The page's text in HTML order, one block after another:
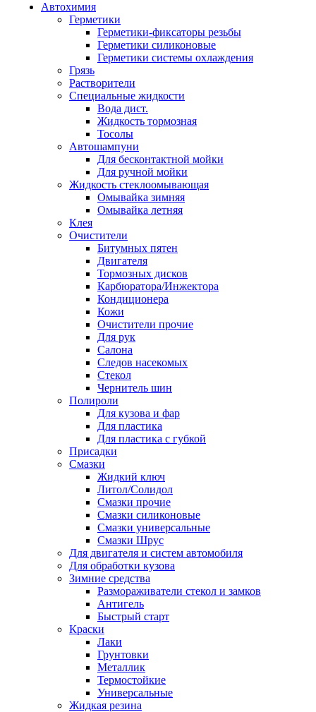
Автохимия
Герметики
Герметики-фиксаторы резьбы
Герметики силиконовые
Герметики системы охлаждения
Грязь
Растворители
Специальные жидкости
Вода дист.
Жидкость тормозная
Тосолы
Автошампуни
Для бесконтактной мойки
Для ручной мойки
Жидкость стеклоомывающая
Омывайка зимняя
Омывайка летняя
Клея
Очистители
Битумных пятен
Двигателя
Тормозных дисков
Карбюратора/Инжектора
Кондиционера
Кожи
Очистители прочие
Для рук
Салона
Следов насекомых
Стекол
Чернитель шин
Полироли
Для кузова и фар
Для пластика
Для пластика с губкой
Присадки
Смазки
Жидкий ключ
Литол/Солидол
Смазки прочие
Смазки силиконовые
Смазки универсальные
Смазки Шрус
Для двигателя и систем автомобиля
Для обработки кузова
Зимние средства
Размораживатели стекол и замков
Антигель
Быстрый старт
Краски
Лаки
Грунтовки
Металлик
Термостойкие
Универсальные
Жидкая резина